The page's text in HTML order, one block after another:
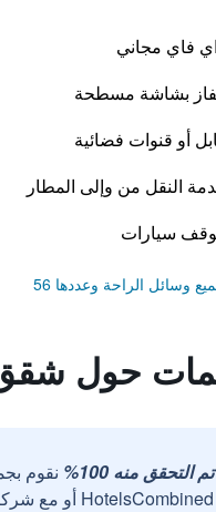
فاي مجاني
بشاشة مسطحة
أو قنوات فضائية
النقل من وإلى المطار
سيارات
وسائل الراحة وعددها 56
حول شقق
تم التحقق منه 100%
نقوم
HotelsCombined أو مع شركائنا الخارجيين الموثوقين.